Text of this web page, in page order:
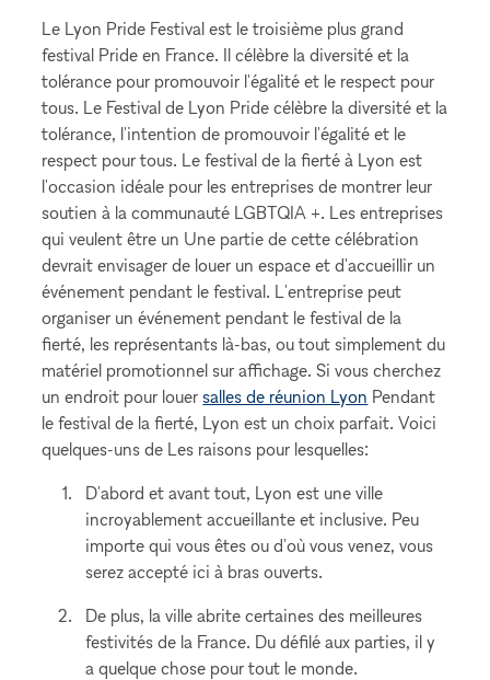
Le Lyon Pride Festival est le troisième plus grand
festival Pride en France. Il célèbre la diversité et la
tolérance pour promouvoir l'égalité et le respect pour
tous. Le Festival de Lyon Pride célèbre la diversité et la
tolérance, l'intention de promouvoir l'égalité et le
respect pour tous. Le festival de la fierté à Lyon est
l'occasion idéale pour les entreprises de montrer leur
soutien à la communauté LGBTQIA +. Les entreprises
qui veulent être un Une partie de cette célébration
devrait envisager de louer un espace et d'accueillir un
événement pendant le festival. L'entreprise peut
organiser un événement pendant le festival de la
fierté, les représentants là-bas, ou tout simplement du
matériel promotionnel sur affichage. Si vous cherchez
un endroit pour louersalles de réunion Lyon Pendant
le festival de la fierté, Lyon est un choix parfait. Voici
quelques-uns de Les raisons pour lesquelles:
D'abord et avant tout, Lyon est une ville
incroyablement accueillante et inclusive. Peu
importe qui vous êtes ou d'où vous venez, vous
serez accepté ici à bras ouverts.
De plus, la ville abrite certaines des meilleures
festivités de la France. Du défilé aux parties, il y
a quelque chose pour tout le monde.